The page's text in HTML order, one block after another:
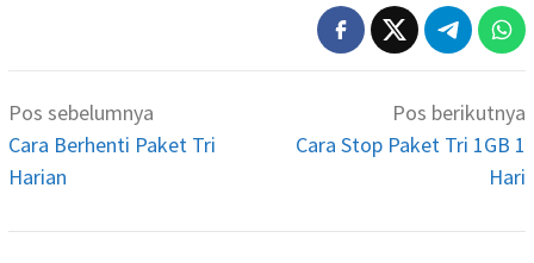
Navigasi
pos
Pos sebelumnya
Cara Berhenti Paket Tri
Harian
Pos berikutnya
Cara Stop Paket Tri 1GB 1
Hari